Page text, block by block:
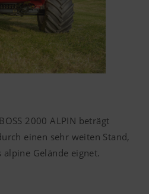
Inhalte auf unserer
Media anzeigen, daher
(auch
Inhalte auf Ihr
und angezeigt.
YouTube Videos auf unserer
hierbei den erweiterten
2000 ALPIN beträgt
einen sehr weiten Stand,
Gelände eignet.